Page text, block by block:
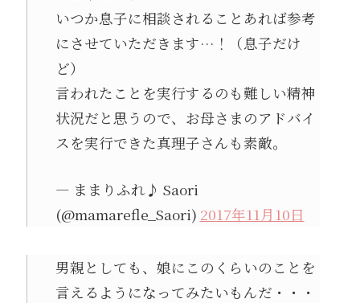
いつか息子に相談されることあれば参考
にさせていただきます…！（息子だけ
ど）
言われたことを実行するのも難しい精神
状況だと思うので、お母さまのアドバイ
スを実行できた真理子さんも素敵。
— ままりふれ♪ Saori
(@mamarefle_Saori) 2017年11月10日
男親としても、娘にこのくらいのことを
言えるようになってみたいもんだ・・・